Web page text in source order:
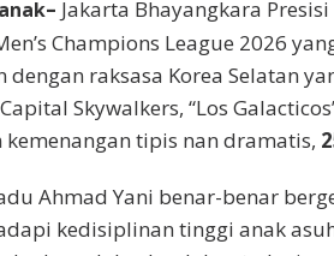
– Jakarta Bhayangkara
Champions League 2026
raksasa Korea Selatan
Skywalkers, “Los
tipis nan dramatis,
Ahmad Yani benar-benar
kedisiplinan tinggi anak